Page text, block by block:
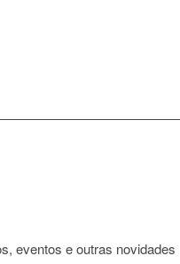
eventos e outras novidades